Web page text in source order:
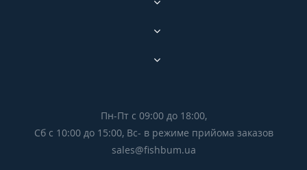
Пн-Пт с 09:00 до 18:00,
Сб с 10:00 до 15:00, Вс- в режиме прийома заказов
sales@fishbum.ua